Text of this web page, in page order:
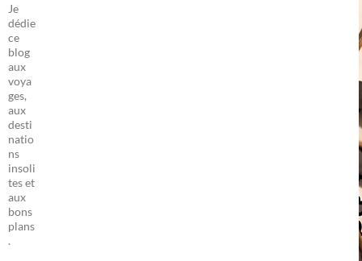
Je
dédie
ce
blog
aux
voya
ges,
aux
desti
natio
ns
insoli
tes et
aux
bons
plans
.